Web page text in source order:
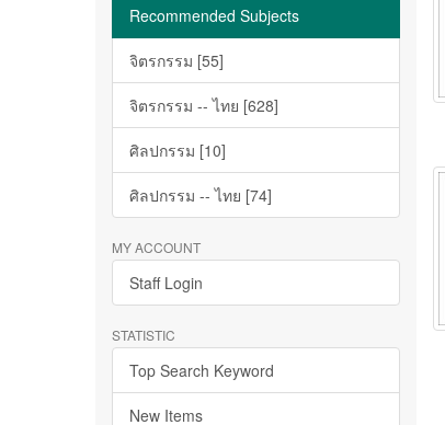
Recommended Subjects
จิตรกรรม [55]
จิตรกรรม -- ไทย [628]
ศิลปกรรม [10]
ศิลปกรรม -- ไทย [74]
MY ACCOUNT
Staff Login
STATISTIC
Top Search Keyword
New Items